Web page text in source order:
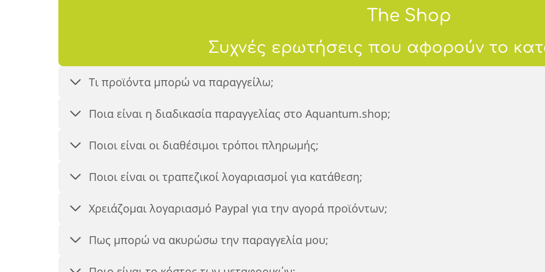
The Shop
Συχνές ερωτήσεις που αφορούν το
Τι προϊόντα μπορώ να παραγγείλω;
Ποια είναι η διαδικασία παραγγελίας στο Aquantum.shop;
Ποιοι είναι οι διαθέσιμοι τρόποι πληρωμής;
Ποιοι είναι οι τραπεζικοί λογαριασμοί για κατάθεση;
Χρειάζομαι λογαριασμό Paypal για την αγορά προϊόντων;
Πως μπορώ να ακυρώσω την παραγγελία μου;